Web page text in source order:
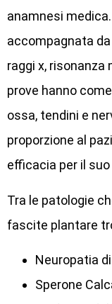
anamnesi
accompagnata
raggi x, risonanza
prove hanno
ossa, tendini e
proporzione al
efficacia per il
Tra le patologie
fascite plantare
Neuropatia
Sperone